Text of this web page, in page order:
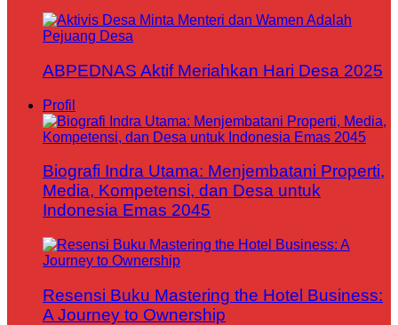
ABPEDNAS Aktif Meriahkan Hari Desa 2025
Profil
Biografi Indra Utama: Menjembatani Properti,
Media, Kompetensi, dan Desa untuk
Indonesia Emas 2045
Resensi Buku Mastering the Hotel Business:
A Journey to Ownership